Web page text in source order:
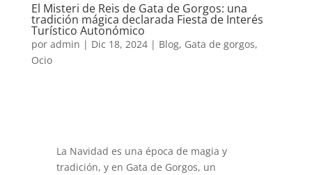
El Misteri de Reis de Gata de Gorgos: una
tradición mágica declarada Fiesta de Interés
Turístico Autonómico
por admin | Dic 18, 2024| Blog, Gata de gorgos,
Ocio
La Navidad es una época de magia y
tradición, y en Gata de Gorgos, un